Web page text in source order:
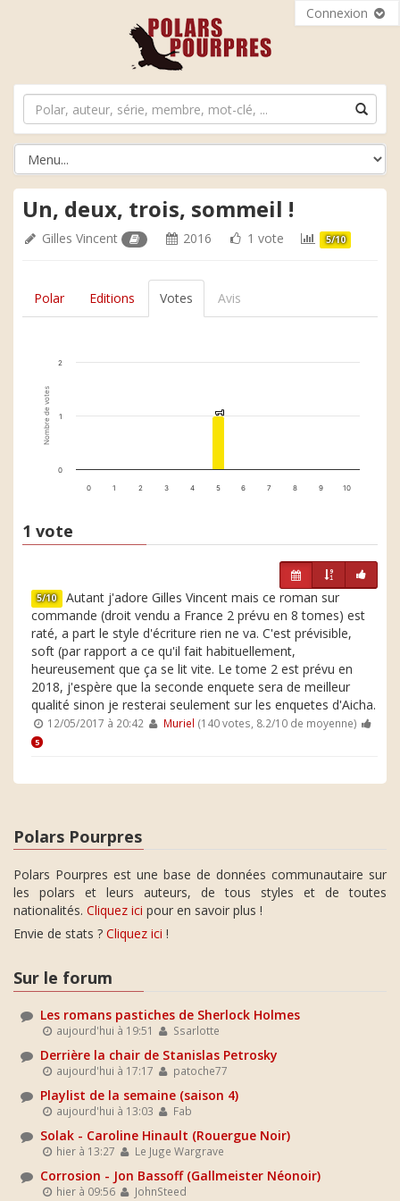
Connexion
Un, deux, trois, sommeil !
Gilles Vincent 2016 1 vote 5/10
Polar Editions Votes Avis
Nombre de votes 1
1
0 1 2 3 4 5 6 7 8 9 10
0
1
2
1 vote
5/10 Autant j'adore Gilles Vincent mais ce roman sur
commande (droit vendu a France 2 prévu en 8 tomes) est
raté, a part le style d'écriture rien ne va. C'est prévisible,
soft (par rapport a ce qu'il fait habituellement,
heureusement que ça se lit vite. Le tome 2 est prévu en
2018, j'espère que la seconde enquete sera de meilleur
qualité sinon je resterai seulement sur les enquetes d'Aicha.
12/05/2017 à 20:42 Muriel (140 votes, 8.2/10 de moyenne)
5
Polars Pourpres
Polars Pourpres est une base de données communautaire sur
les polars et leurs auteurs, de tous styles et de toutes
nationalités. Cliquez ici pour en savoir plus !
Envie de stats ? Cliquez ici !
Sur le forum
Les romans pastiches de Sherlock Holmes
aujourd'hui à 19:51 Ssarlotte
Derrière la chair de Stanislas Petrosky
aujourd'hui à 17:17 patoche77
Playlist de la semaine (saison 4)
aujourd'hui à 13:03 Fab
Solak - Caroline Hinault (Rouergue Noir)
hier à 13:27 Le Juge Wargrave
Corrosion - Jon Bassoff (Gallmeister Néonoir)
hier à 09:56 JohnSteed